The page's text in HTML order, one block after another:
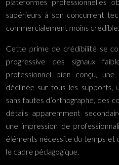
plateformes professionnelles
supérieurs à son concurrent
commercialement moins crédible.
Cette prime de crédibilité se
progressive des signaux
professionnel bien conçu,
déclinée sur tous les supports,
sans fautes d’orthographe, des
détails apparemment
une impression de
éléments nécessite du temps et
le cadre pédagogique.